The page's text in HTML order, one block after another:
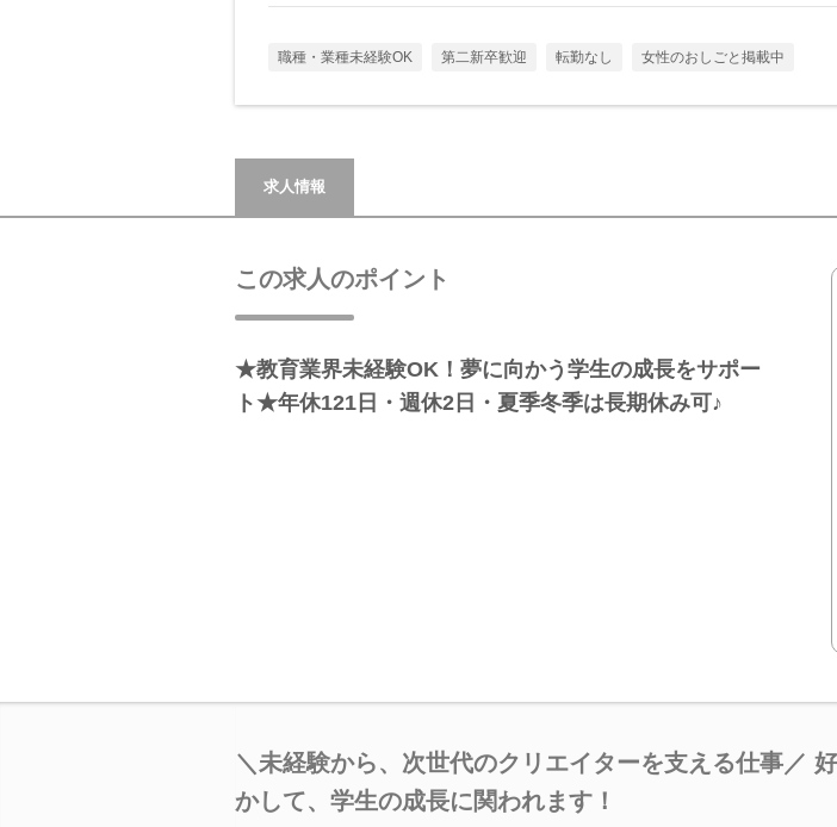
職種・業種未経験OK 第二新卒歓迎 転勤なし 女性のおしごと掲載中
求人情報
この求人のポイント
★教育業界未経験OK！夢に向かう学生の成長をサポー
ト★年休121日・週休2日・夏季冬季は長期休み可♪
＼未経験から、次世代のクリエイターを支える仕事／
かして、学生の成長に関われます！